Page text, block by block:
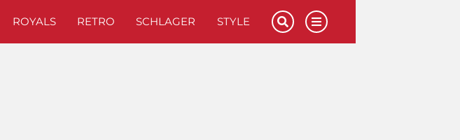
ROYALS RETRO SCHLAGER STYLE